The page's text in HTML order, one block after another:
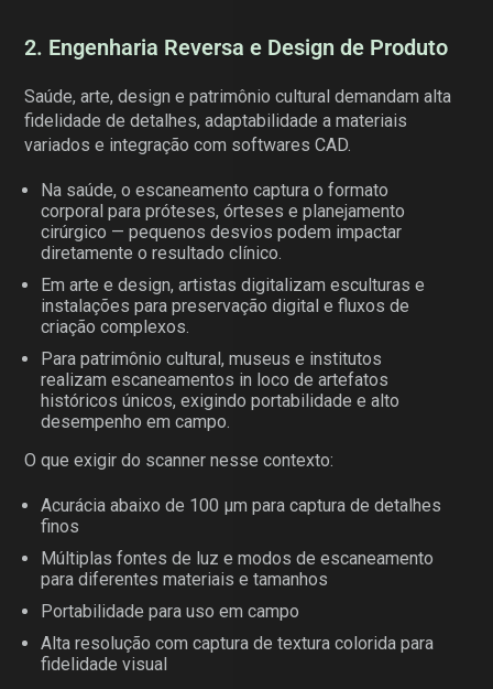
2. Engenharia Reversa e Design de Produto
Saúde, arte, design e patrimônio cultural demandam alta
fidelidade de detalhes, adaptabilidade a materiais
variados e integração com softwares CAD.
Na saúde, o escaneamento captura o formato
corporal para próteses, órteses e planejamento
cirúrgico — pequenos desvios podem impactar
diretamente o resultado clínico.
Em arte e design, artistas digitalizam esculturas e
instalações para preservação digital e fluxos de
criação complexos.
Para patrimônio cultural, museus e institutos
realizam escaneamentos in loco de artefatos
históricos únicos, exigindo portabilidade e alto
desempenho em campo.
O que exigir do scanner nesse contexto:
Acurácia abaixo de 100 µm para captura de detalhes
finos
Múltiplas fontes de luz e modos de escaneamento
para diferentes materiais e tamanhos
Portabilidade para uso em campo
Alta resolução com captura de textura colorida para
fidelidade visual